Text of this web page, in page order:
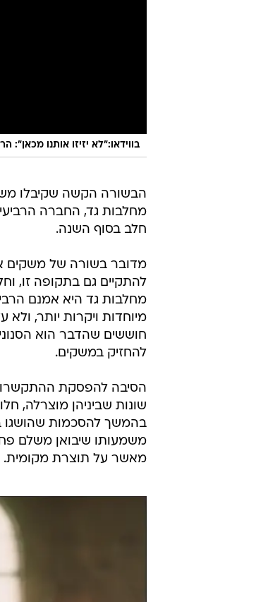
בווידאו:"לא יזיזו אותנו מכאן":
הבשורה הקשה שקיבלו
מחלבות גד, החברה
חלב בסוף השנה.
מדובר בשורה של משקים
להתקיים גם בתקופה זו,
מחלבות גד היא אמנם
מיוחדות ויקרות יותר,
הסיבה להפסקת
בהמשך להסכמות
משמעותו שיבואן משלם